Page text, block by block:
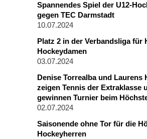
Spannendes Spiel der U12-
gegen TEC Darmstadt
10.07.2024
Platz 2 in der Verbandsliga für
Hockeydamen
03.07.2024
Denise Torrealba und Laurens
zeigen Tennis der Extraklasse
gewinnen Turnier beim
02.07.2024
Saisonende ohne Tor für die
Hockeyherren